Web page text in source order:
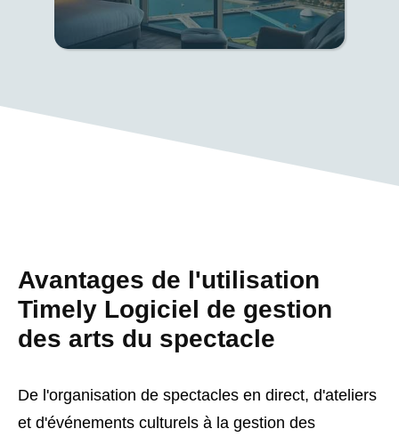
Avantages de l'utilisation
Timely Logiciel de gestion
des arts du spectacle
De l'organisation de spectacles en direct, d'ateliers
et d'événements culturels à la gestion des